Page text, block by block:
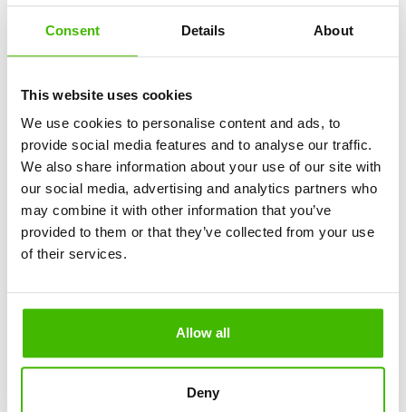
Consent Details About
This website uses cookies
We use cookies to personalise content and ads, to
provide social media features and to analyse our traffic.
We also share information about your use of our site with
our social media, advertising and analytics partners who
may combine it with other information that you’ve
provided to them or that they’ve collected from your use
of their services.
Allow all
Deny
Пълно възстановяване на стойността на
билета
Алтернативен полет
Изпуснали ли сте връзка поради закъснение
на Air Serbia?
Обезщетение за цялото пътуване
Пренасочване към крайната дестинация
Възстановяване на допълнителни разходи
(нощувка, храна, транспорт)
Екстремни метеорологични условия
Рискове за сигурността
Ограничения, наложени от контрола на
въздушното движение